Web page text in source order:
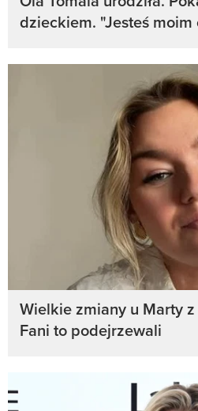
dzieckiem. "Jesteś moim
Wielkie zmiany u Marty z
Fani to podejrzewali